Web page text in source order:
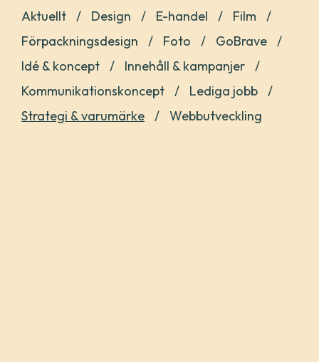
Aktuellt Design E-handel
Film
Förpackningsdesign
Foto
GoBrave
Idé & koncept
Innehåll & kampanjer
Kommunikationskoncept
Lediga jobb
Strategi & varumärke
Webbutveckling